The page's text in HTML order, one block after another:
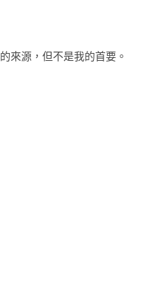
來源，但不是我的首要。